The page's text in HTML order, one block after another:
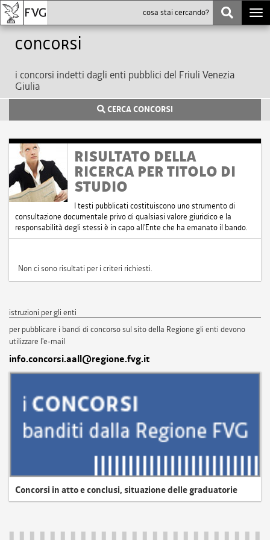
Concorsi
i concorsi indetti dagli enti pubblici del Friuli Venezia
Giulia
CERCA CONCORSI
RISULTATO DELLA
RICERCA PER TITOLO DI
STUDIO
I testi pubblicati costituiscono uno strumento di
consultazione documentale privo di qualsiasi valore giuridico e la
responsabilità degli stessi è in capo all'Ente che ha emanato il bando.
Non ci sono risultati per i criteri richiesti.
istruzioni per gli enti
per pubblicare i bandi di concorso sul sito della Regione gli enti devono
utilizzare l'e-mail
info.concorsi.aall@regione.fvg.it
Concorsi in atto e conclusi, situazione delle graduatorie